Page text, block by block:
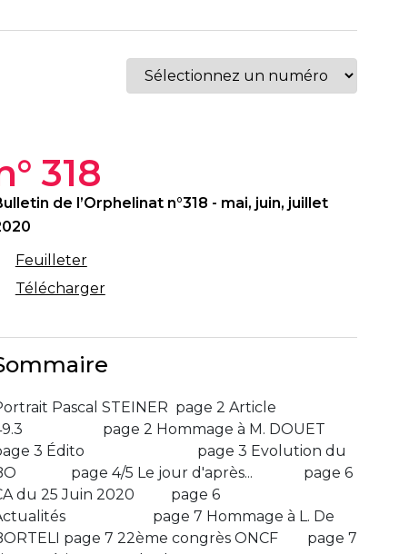
318
de l’Orphelinat n°318 - mai, juin, juillet
Feuilleter
Télécharger
Pascal STEINER page 2 Article
page 2 Hommage à M. DOUET
3 Édito page 3 Evolution du
page 4/5 Le jour d'après... page 6
du 25 Juin 2020 page 6
page 7 Hommage à L. De
page 7 22ème congrès ONCF page 7